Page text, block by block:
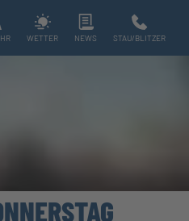
WETTER NEWS STAU/BLITZER